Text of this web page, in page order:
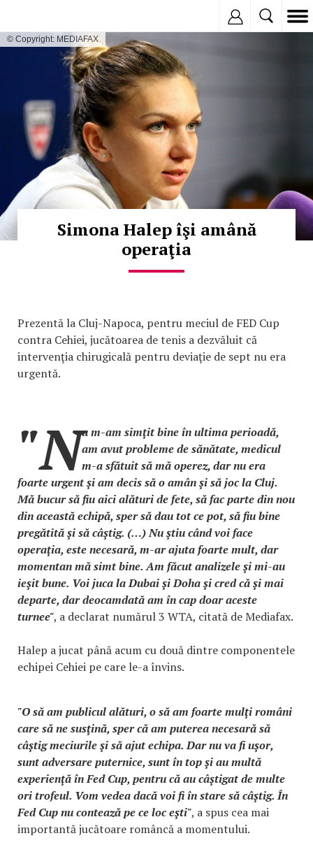
© Copyright: MEDIAFAX
Simona Halep îşi amână
operaţia
Prezentă la Cluj-Napoca, pentru meciul de FED Cup
contra Cehiei, jucătoarea de tenis a dezvăluit că
intervenţia chirugicală pentru deviaţie de sept nu era
urgentă.
"Nu m-am simţit bine în ultima perioadă,
am avut probleme de sănătate, medicul
m-a sfătuit să mă operez, dar nu era
foarte urgent şi am decis să o amân şi să joc la Cluj.
Mă bucur să fiu aici alături de fete, să fac parte din nou
din această echipă, sper să dau tot ce pot, să fiu bine
pregătită şi să câştig. (…) Nu ştiu când voi face
operaţia, este necesară, m-ar ajuta foarte mult, dar
momentan mă simt bine. Am făcut analizele şi mi-au
ieşit bune. Voi juca la Dubai şi Doha şi cred că şi mai
departe, dar deocamdată am în cap doar aceste
turnee", a declarat numărul 3 WTA, citată de Mediafax.
Halep a jucat până acum cu două dintre componentele
echipei Cehiei pe care le-a învins.
"O să am publicul alături, o să am foarte mulţi români
care să ne susţină, sper că am puterea necesară să
câştig meciurile şi să ajut echipa. Dar nu va fi uşor,
sunt adversare puternice, sunt în top şi au multă
experienţă în Fed Cup, pentru că au câştigat de multe
ori trofeul. Vom vedea dacă voi fi în stare să câştig. În
Fed Cup nu contează pe ce loc eşti", a spus cea mai
importantă jucătoare româncă a momentului.